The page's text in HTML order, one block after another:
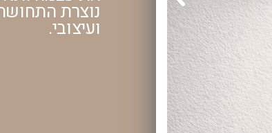
נוצרת
ועיצובי.